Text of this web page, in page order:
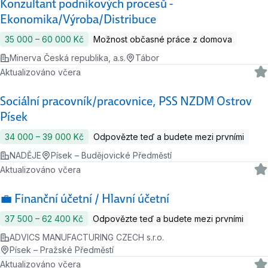
Konzultant podnikových procesů -
Ekonomika/Výroba/Distribuce
35 000 ‍–‍ 60 000 Kč
Možnost občasné práce z domova
Minerva Česká republika, a.s.
Tábor
Sociální pracovník/pracovnice, PSS NZDM Ostrov
Písek
Aktualizováno včera
34 000 ‍–‍ 39 000 Kč
Odpovězte teď a budete mezi prvními
NADĚJE
Písek – Budějovické Předměstí
💼 Finanční účetní / Hlavní účetní
Aktualizováno včera
37 500 ‍–‍ 62 400 Kč
Odpovězte teď a budete mezi prvními
ADVICS MANUFACTURING CZECH s.r.o.
Písek – Pražské Předměstí
Aktualizováno včera